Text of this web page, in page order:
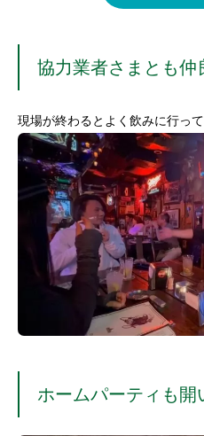
協力業者さまとも仲
現場が終わるとよく飲みに行って
ホームパーティも開